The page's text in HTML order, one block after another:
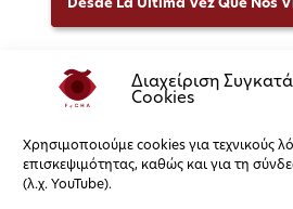
Διαχείριση
Cookies
Χρησιμοποιούμε cookies για τεχνικούς
επισκεψιμότητας, καθώς και για τη
(λ.χ. YouTube).
Desde La Última Vez Que Nos